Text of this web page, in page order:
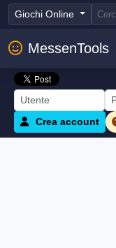
Giochi Online
MessenTools
Crea account